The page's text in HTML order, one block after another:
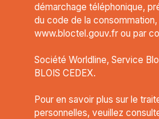
démarchage téléphonique,
du code de la
www.bloctel.gouv.fr ou par
Société Worldline, Service
BLOIS CEDEX.
Pour en savoir plus sur le
personnelles, veuillez